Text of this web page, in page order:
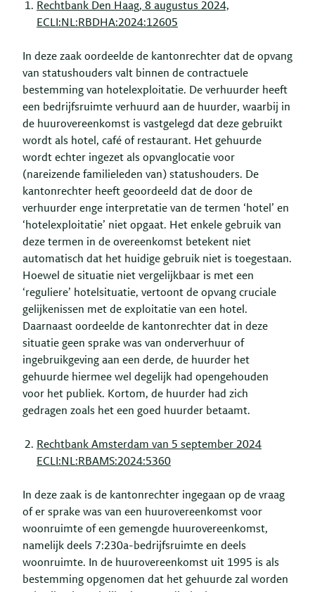
Rechtbank Den Haag, 8 augustus 2024,
ECLI:NL:RBDHA:2024:12605
In deze zaak oordeelde de kantonrechter dat de opvang
van statushouders valt binnen de contractuele
bestemming van hotelexploitatie. De verhuurder heeft
een bedrijfsruimte verhuurd aan de huurder, waarbij in
de huurovereenkomst is vastgelegd dat deze gebruikt
wordt als hotel, café of restaurant. Het gehuurde
wordt echter ingezet als opvanglocatie voor
(nareizende familieleden van) statushouders. De
kantonrechter heeft geoordeeld dat de door de
verhuurder enge interpretatie van de termen ‘hotel’ en
‘hotelexploitatie’ niet opgaat. Het enkele gebruik van
deze termen in de overeenkomst betekent niet
automatisch dat het huidige gebruik niet is toegestaan.
Hoewel de situatie niet vergelijkbaar is met een
‘reguliere’ hotelsituatie, vertoont de opvang cruciale
gelijkenissen met de exploitatie van een hotel.
Daarnaast oordeelde de kantonrechter dat in deze
situatie geen sprake was van onderverhuur of
ingebruikgeving aan een derde, de huurder het
gehuurde hiermee wel degelijk had opengehouden
voor het publiek. Kortom, de huurder had zich
gedragen zoals het een goed huurder betaamt.
Rechtbank Amsterdam van 5 september 2024
ECLI:NL:RBAMS:2024:5360
In deze zaak is de kantonrechter ingegaan op de vraag
of er sprake was van een huurovereenkomst voor
woonruimte of een gemengde huurovereenkomst,
namelijk deels 7:230a-bedrijfsruimte en deels
woonruimte. In de huurovereenkomst uit 1995 is als
bestemming opgenomen dat het gehuurde zal worden